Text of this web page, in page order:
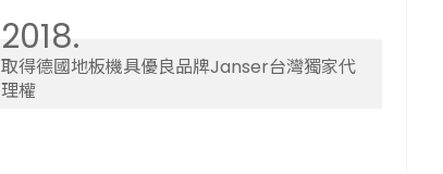
2018.
取得德國地板機具優良品牌Janser台灣獨家代
理權